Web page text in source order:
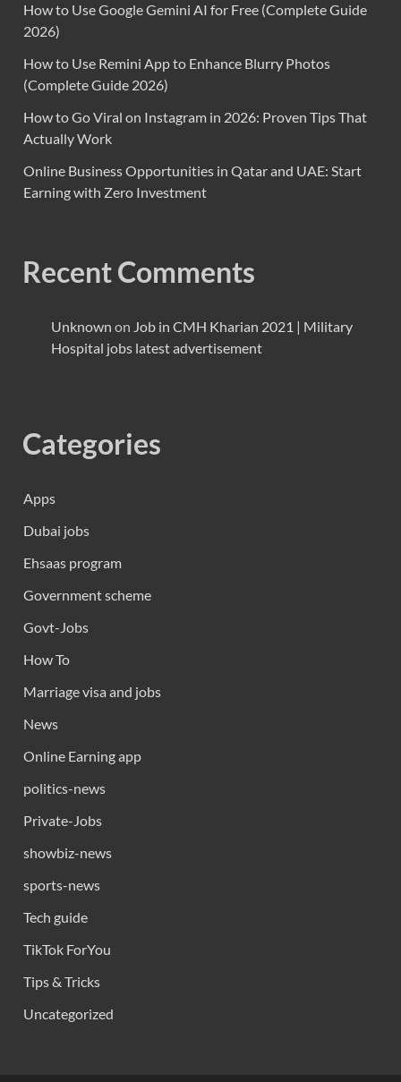
How to Use Google Gemini AI for Free (Complete Guide
2026)
How to Use Remini App to Enhance Blurry Photos
(Complete Guide 2026)
How to Go Viral on Instagram in 2026: Proven Tips That
Actually Work
Online Business Opportunities in Qatar and UAE: Start
Earning with Zero Investment
Recent Comments
Unknown on Job in CMH Kharian 2021 | Military
Hospital jobs latest advertisement
Categories
Apps
Dubai jobs
Ehsaas program
Government scheme
Govt-Jobs
How To
Marriage visa and jobs
News
Online Earning app
politics-news
Private-Jobs
showbiz-news
sports-news
Tech guide
TikTok ForYou
Tips & Tricks
Uncategorized